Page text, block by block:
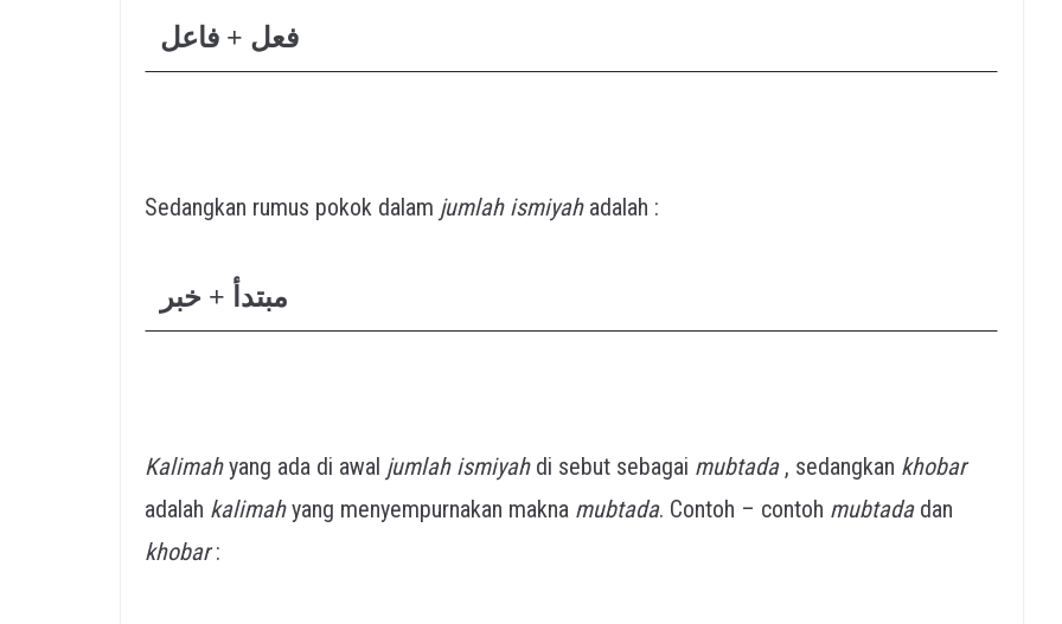
فعل + فاعل
Sedangkan rumus pokok dalam jumlah ismiyahadalah :
مبتدأ + خبر
Kalimahyang ada di awal jumlah ismiyahdi sebut sebagai mubtada, sedangkan khobar
adalah kalimahyang menyempurnakan makna mubtada. Contoh – contoh mubtadadan
khobar: